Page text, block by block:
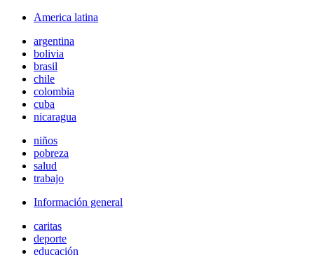
America latina
argentina
bolivia
brasil
chile
colombia
cuba
nicaragua
niños
pobreza
salud
trabajo
Información general
caritas
deporte
educación